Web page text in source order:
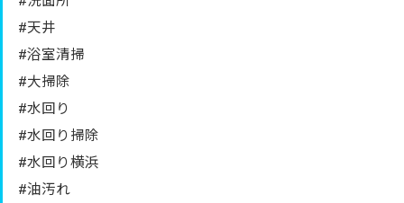
#天井
#浴室清掃
#大掃除
#水回り
#水回り掃除
#水回り横浜
#油汚れ